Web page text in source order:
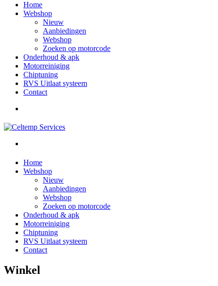
Home
Webshop
Nieuw
Aanbiedingen
Webshop
Zoeken op motorcode
Onderhoud & apk
Motorreiniging
Chiptuning
RVS Uitlaat systeem
Contact
Home
Webshop
Nieuw
Aanbiedingen
Webshop
Zoeken op motorcode
Onderhoud & apk
Motorreiniging
Chiptuning
RVS Uitlaat systeem
Contact
Winkel